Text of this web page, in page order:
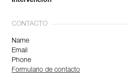
CONTACTO
Name
Email
Phone
Formulario de contacto